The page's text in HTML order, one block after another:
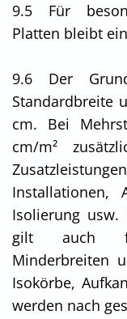
9.5 Für
Platten bleibt
9.6 Der
Standardbreite
cm. Bei
cm/m²
Installationen,
Isolierung usw.
gilt auch
Minderbreiten
Isokörbe,
werden nach